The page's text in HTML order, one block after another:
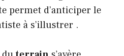
permet d’anticiper le
à s’illustrer .